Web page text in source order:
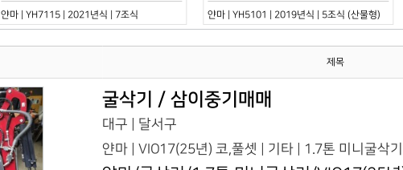
얀마 | YH7115 | 2021년식 | 7조식 얀마 | YH5101 | 2019년식 | 5조식 (산물형)
제목
굴삭기 / 삼이중기매매
대구 | 달서구
얀마 | VIO17(25년) 코,풀셋 | 기타 | 1.7톤 미니굴삭기